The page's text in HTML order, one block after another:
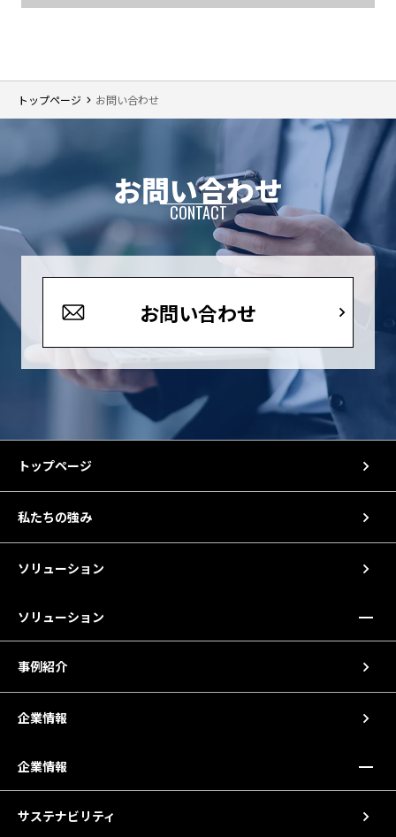
トップページ お問い合わせ
ィ
ル
空
の
ま
に
て
だ
い。
お問い合わせ
CONTACT
お問い合わせ
トップページ
私たちの強み
ソリューション
ソリューション
事例紹介
企業情報
企業情報
サステナビリティ